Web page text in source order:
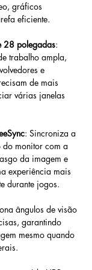
gráficos
eficiente.
28 polegadas:
trabalho ampla,
e
de mais
várias janelas
: Sincroniza a
monitor com a
da imagem e
experiência mais
durante jogos.
ângulos de visão
garantindo
mesmo quando